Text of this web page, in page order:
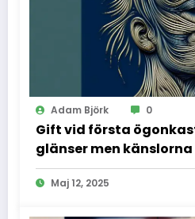
Adam Björk 0
Gift vid första
glänser men
Maj 12, 2025